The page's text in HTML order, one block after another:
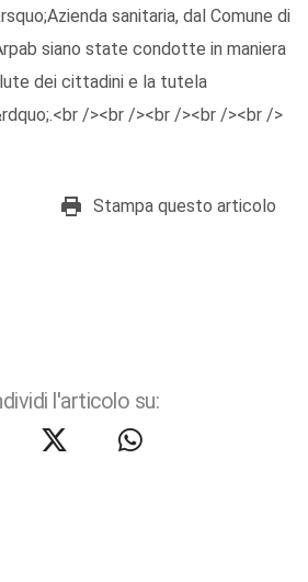
sanitaria, dal Comune di
siano state condotte in maniera
dei cittadini e la tutela
/><br /><br /><br /><br />
Stampa questo articolo
l'articolo su: